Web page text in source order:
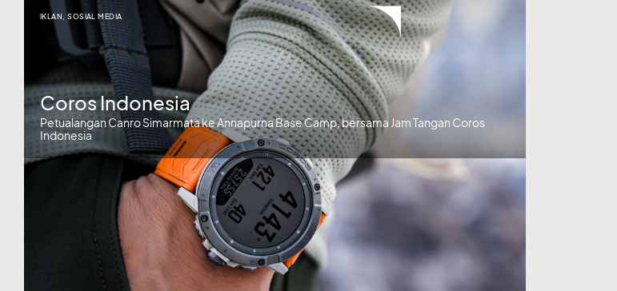
IKLAN ,SOSIAL MEDIA
Coros Indonesia
Petualangan Canro Simarmata ke Annapurna Base Camp, bersama Jam Tangan Coros
Indonesia